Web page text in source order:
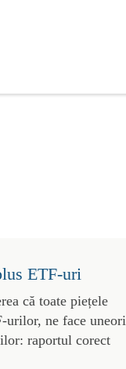
ETF-uri
că toate piețele
urilor, ne face uneori
raportul corect